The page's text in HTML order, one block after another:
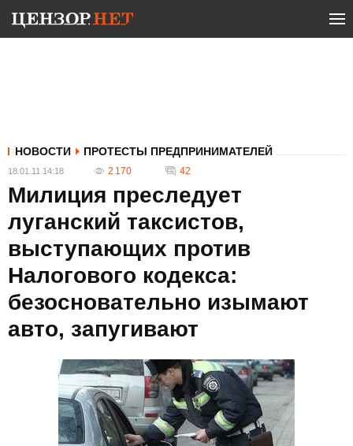
НОВОСТИ ПРОТЕСТЫ ПРЕДПРИНИМАТЕЛЕЙ
18.01.11 14:18 2 170 42
Милиция преследует
луганский таксистов,
выступающих против
Налогового кодекса:
безосновательно изымают
авто, запугивают